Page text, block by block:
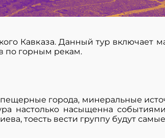
Кавказа. Данный тур включает
по горным рекам.
города, минеральные
настолько насыщенна
тоесть вести группу будут